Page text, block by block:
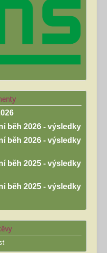
běh 2026 - výsledky
běh 2026 - výsledky
běh 2025 - výsledky
běh 2025 - výsledky